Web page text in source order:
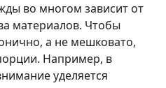
во многом зависит от
материалов. Чтобы
а не мешковато,
Например, в
уделяется